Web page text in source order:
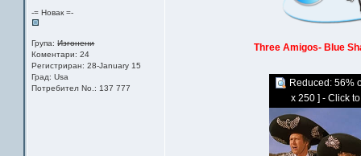
-= Новак =-
Група:Изгонени
Коментари: 24
Регистриран: 28-January 15
Град: Usa
Потребител No.: 137 777
Three Amigos- Blue
Reduced: 56%
x 250 ] - Click